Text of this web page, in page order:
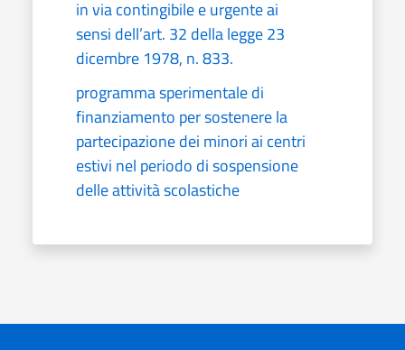
in via contingibile e urgente ai
sensi dell’art. 32 della legge 23
dicembre 1978, n. 833.
programma sperimentale di
finanziamento per sostenere la
partecipazione dei minori ai centri
estivi nel periodo di sospensione
delle attività scolastiche